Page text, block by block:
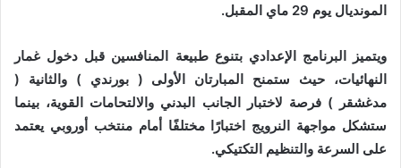
المونديال يوم 29 ماي المقبل.
ويتميز البرنامج الإعدادي بتنوع طبيعة المنافسين قبل دخول غمار
النهائيات، حيث ستمنح المبارتان الأولى ( بورندي ) والثانية (
مدغشقر ) فرصة لاختبار الجانب البدني والالتحامات القوية، بينما
ستشكل مواجهة النرويج اختبارًا مختلفًا أمام منتخب أوروبي يعتمد
على السرعة والتنظيم التكتيكي.